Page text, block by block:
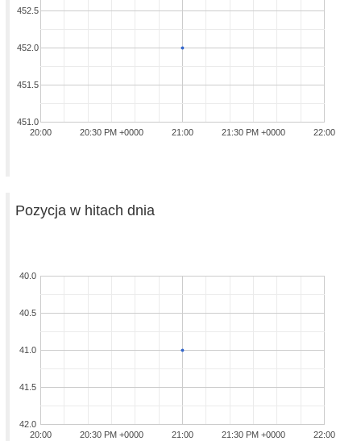
20:00 21:00 22:00
20:30 PM +0000 21:30 PM +0000
451.0
451.5
452.0
452.5
Pozycja w hitach dnia
20:00 21:00 22:00
20:30 PM +0000 21:30 PM +0000
40.0
40.5
41.0
41.5
42.0